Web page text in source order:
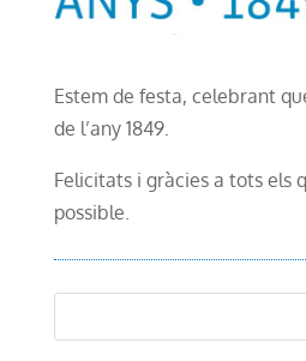
Estem de festa, celebrant
de l’any 1849.
Felicitats i gràcies a tots els
possible.